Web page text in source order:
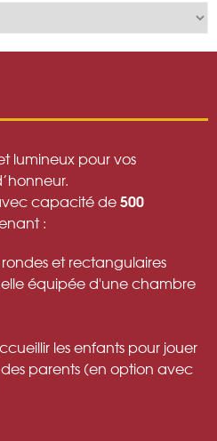
lumineux pour vos
capacité de500
:
et rectangulaires
équipée d'une chambre
les enfants pour jouer
parents (en option avec